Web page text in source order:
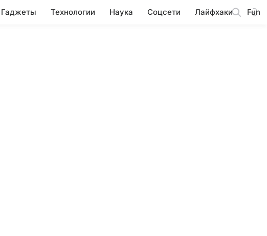
Гаджеты Технологии Наука Соцсети Лайфхаки Fun